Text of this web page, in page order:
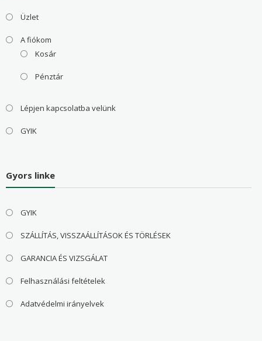
Üzlet
A fiókom
Kosár
Pénztár
Lépjen kapcsolatba velünk
GYIK
Gyors linke
GYIK
SZÁLLÍTÁS, VISSZAÁLLÍTÁSOK ÉS TÖRLÉSEK
GARANCIA ÉS VIZSGÁLAT
Felhasználási feltételek
Adatvédelmi irányelvek